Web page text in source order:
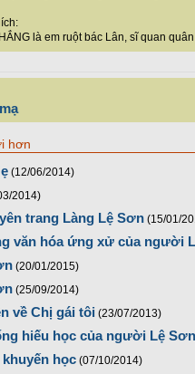
là em ruột bác Lân, sĩ quan
hơn
(12/06/2014)
2014)
trang Làng Lệ Sơn (15/01/
văn hóa ứng xử của người
(20/01/2015)
(25/09/2014)
về Chị gái tôi (23/07/2013)
hiếu học của người Lệ
học (07/10/2014)